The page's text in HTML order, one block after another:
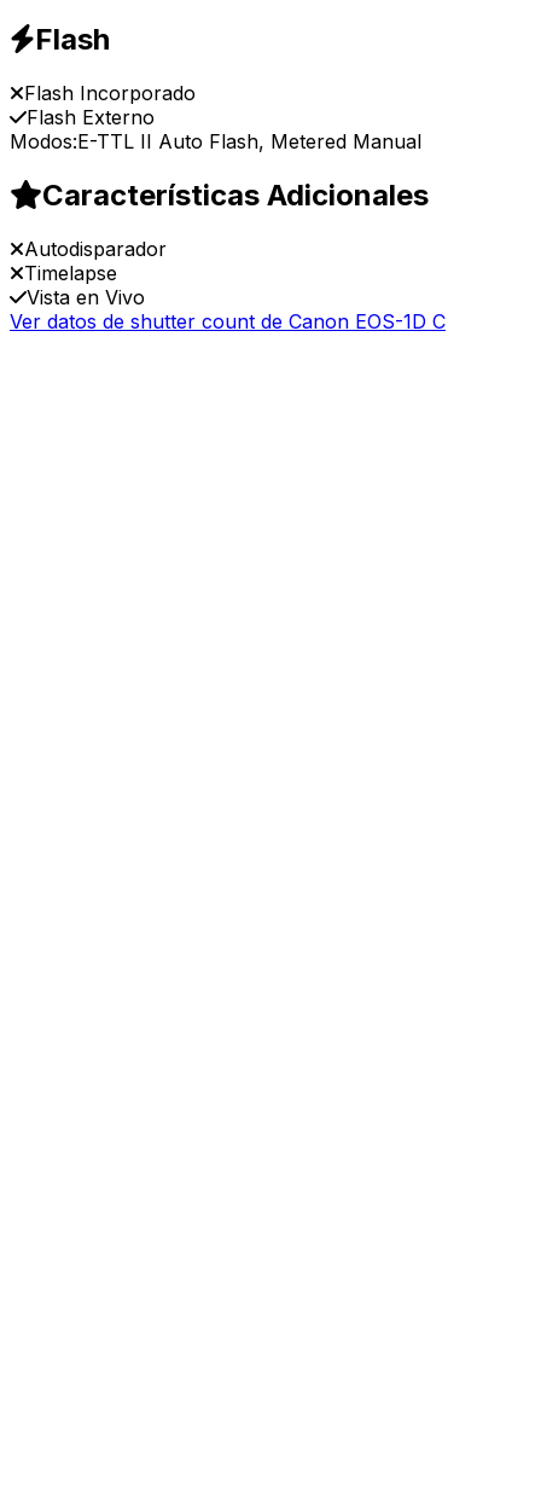
Flash
Flash Incorporado
Flash Externo
Modos:E-TTL II Auto Flash, Metered Manual
Características Adicionales
Autodisparador
Timelapse
Vista en Vivo
Ver datos de shutter count de Canon EOS-1D C